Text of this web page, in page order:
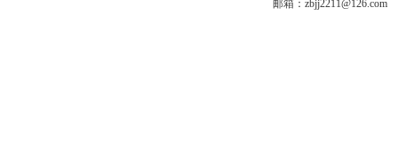
邮箱：